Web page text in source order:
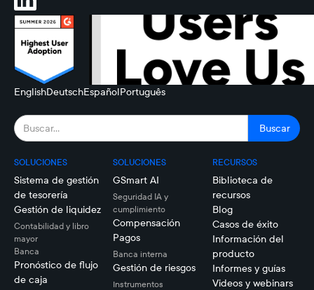
EnglishDeutschEspañolPortuguês
SOLUCIONES
Sistema de gestión
de tesorería
Gestión de liquidez
Contabilidad y libro
mayor
Banca
Pronóstico de flujo
de caja
SOLUCIONES
GSmart AI
Seguridad IA y
cumplimiento
Compensación
Pagos
Banca interna
Gestión de riesgos
Instrumentos
RECURSOS
Biblioteca de
recursos
Blog
Casos de éxito
Información del
producto
Informes y guías
Videos y webinars